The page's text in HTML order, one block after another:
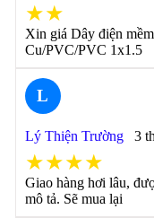
★★
Xin giá Dây điện
Cu/PVC/PVC 1x1.5
L
Lý Thiện Trường 3
★★★★
Giao hàng hơi lâu,
mô tả. Sẽ mua lại